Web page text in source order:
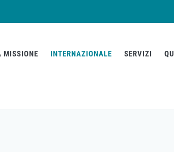
MISSIONE INTERNAZIONALE SERVIZI